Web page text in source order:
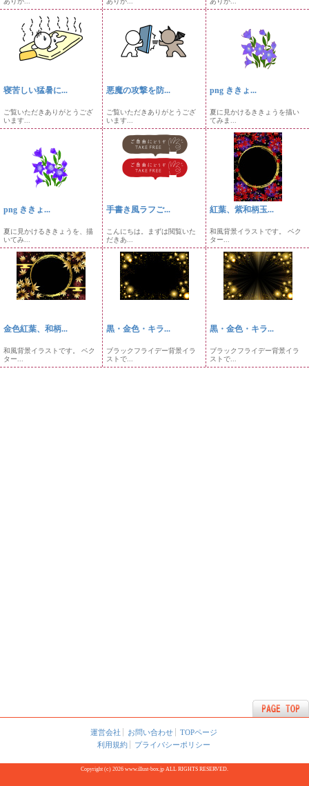
寝苦しい猛暑に...
ご覧いただきありがとうござ
います...
悪魔の攻撃を防...
ご覧いただきありがとうござ
います...
png ききょ...
夏に見かけるききょうを描い
てみま...
png ききょ...
夏に見かけるききょうを、描
いてみ...
手書き風ラフご...
こんにちは。まずは閲覧いた
だきあ...
紅葉、紫和柄玉...
和風背景イラストです。 ベク
ター...
金色紅葉、和柄...
和風背景イラストです。 ベク
ター...
黒・金色・キラ...
ブラックフライデー背景イラ
ストで...
黒・金色・キラ...
ブラックフライデー背景イラ
ストで...
運営会社 お問い合わせ
TOPページ
利用規約
プライバシーポリシー
Copyright (c) 2026 www.illust-box.jp ALL RIGHTS RESERVED.